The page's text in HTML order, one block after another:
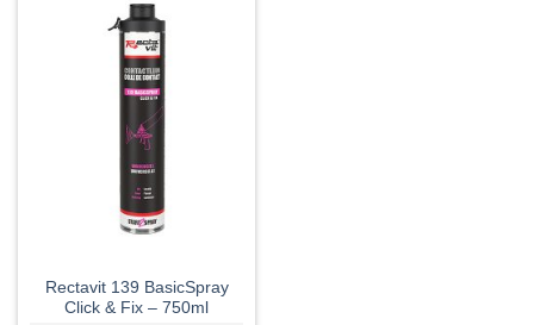
Rectavit 139 BasicSpray
Click & Fix – 750ml